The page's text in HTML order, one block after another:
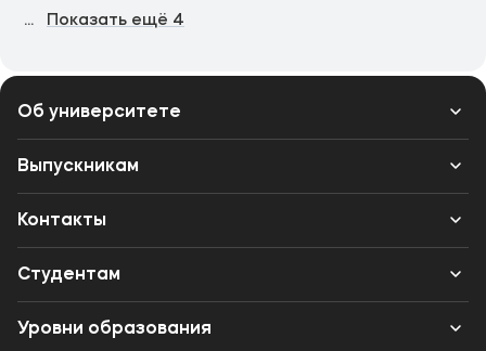
... Показать ещё 4
Об университете
Лицензии и документы
Структура
Музейно-выставочный центр МФЮА
Студентам
Вход в личный кабинет
Выпускникам
Выпускникам
Уровни образования
Контакты
Банковские реквизиты